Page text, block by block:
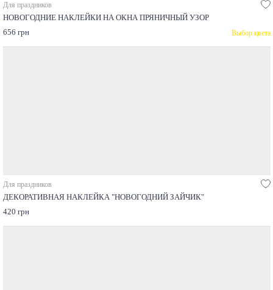
Для праздников
НОВОГОДНИЕ НАКЛЕЙКИ НА ОКНА ПРЯНИЧНЫЙ УЗОР
656 грн
Выбор цвета
Для праздников
ДЕКОРАТИВНАЯ НАКЛЕЙКА "НОВОГОДНИЙ ЗАЙЧИК"
420 грн